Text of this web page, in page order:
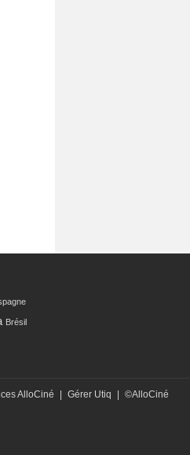
Brésil
AlloCiné Gérer Utiq
©AlloCiné